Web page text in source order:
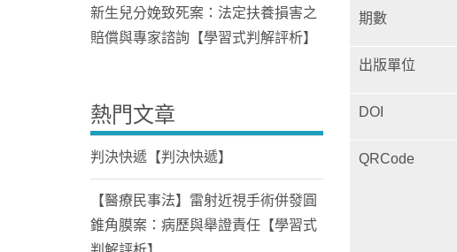
期數
出版單位
DOI
QRCode
新生兒分娩致死案：法定扶養損害之
賠償與專家諮詢【學習式判解評析】
熱門文章
判決快遞【判決快遞】
【醫療民事法】雷射近視手術併發圓
錐角膜案：病歷與舉證責任【學習式